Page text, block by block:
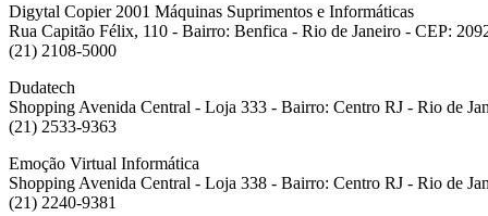
Digytal Copier 2001 Máquinas Suprimentos e Informáticas
Rua Capitão Félix, 110 - Bairro: Benfica - Rio de Janeiro - CEP:
(21) 2108-5000
Dudatech
Shopping Avenida Central - Loja 333 - Bairro: Centro RJ - Rio de
(21) 2533-9363
Emoção Virtual Informática
Shopping Avenida Central - Loja 338 - Bairro: Centro RJ - Rio de
(21) 2240-9381